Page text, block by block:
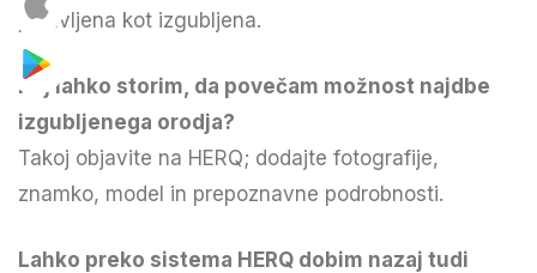
prijavljena kot izgubljena.
Kaj lahko storim, da povečam možnost najdbe
izgubljenega orodja?
Takoj objavite na HERQ; dodajte fotografije,
znamko, model in prepoznavne podrobnosti.
Lahko preko sistema HERQ dobim nazaj tudi